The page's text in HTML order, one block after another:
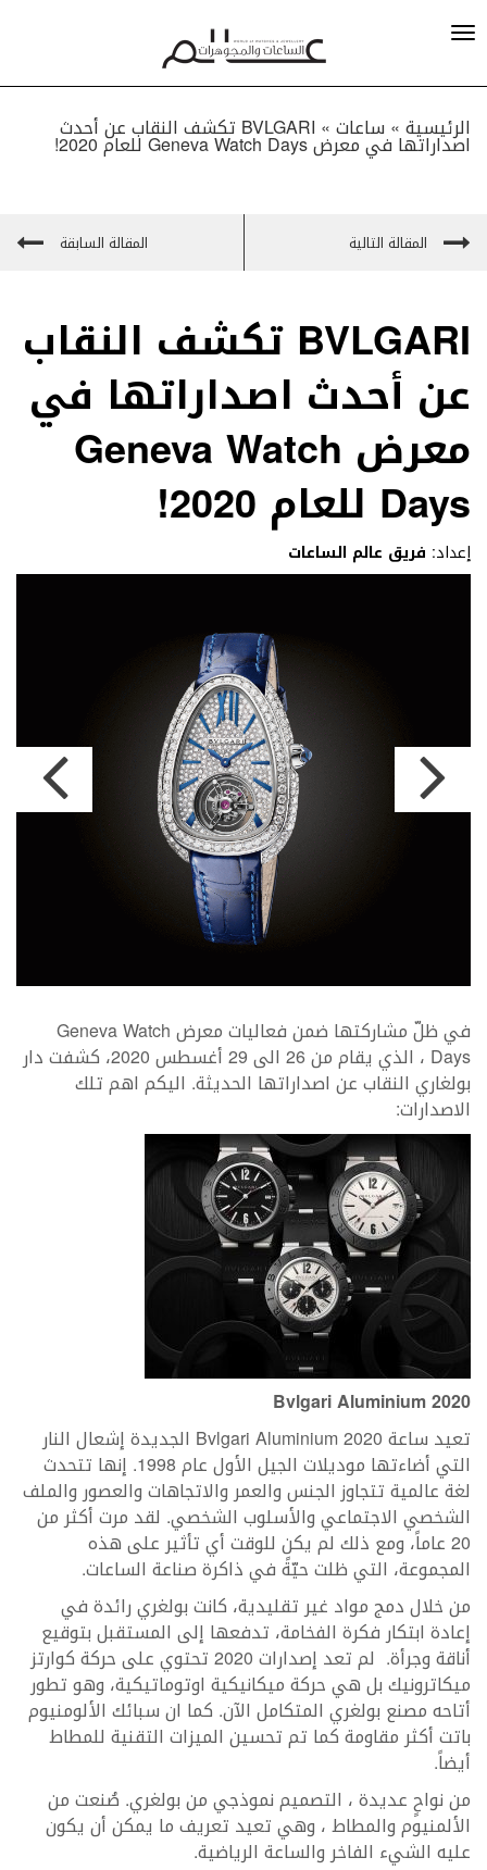
الرئيسية » ساعات» BVLGARI تكشف النقاب عن أحدث
اصداراتها في معرض Geneva Watch Days للعام 2020!
المقالة التالية المقالة السابقة
BVLGARI تكشف النقاب
عن أحدث اصداراتها في
معرض Geneva Watch
Days للعام 2020!
إعداد: فريق عالم الساعات
في ظلّ مشاركتها ضمن فعاليات معرض Geneva Watch
Days ، الذي يقام من 26 الى 29 أغسطس 2020، كشفت دار
بولغاري النقاب عن اصداراتها الحديثة. اليكم اهم تلك
الاصدارات:
Bvlgari Aluminium 2020
تعيد ساعة Bvlgari Aluminium 2020 الجديدة إشعال النار
التي أضاءتها موديلات الجيل الأول عام 1998. إنها تتحدث
لغة عالمية تتجاوز الجنس والعمر والاتجاهات والعصور والملف
الشخصي الاجتماعي والأسلوب الشخصي. لقد مرت أكثر من
20 عاماً، ومع ذلك لم يكن للوقت أي تأثير على هذه
المجموعة، التي ظلت حيّةً في ذاكرة صناعة الساعات.
من خلال دمج مواد غير تقليدية، كانت بولغري رائدة في
إعادة ابتكار فكرة الفخامة، تدفعها إلى المستقبل بتوقيع
أناقة وجرأة. لم تعد إصدارات 2020 تحتوي على حركة كوارتز
ميكاترونيك بل هي حركة ميكانيكية اوتوماتيكية، وهو تطور
أتاحه مصنع بولغري المتكامل الآن. كما ان سبائك الألومنيوم
باتت أكثر مقاومة كما تم تحسين الميزات التقنية للمطاط
أيضاً.
من نواحٍ عديدة ، التصميم نموذجي من بولغري. صُنعت من
الألمنيوم والمطاط ، وهي تعيد تعريف ما يمكن أن يكون
عليه الشيء الفاخر والساعة الرياضية.